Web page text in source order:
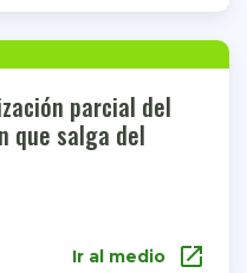
parcial del
que salga del
Ir al medio open_in_new